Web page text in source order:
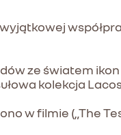
wyjątkowej
ze światem
kolekcja
w filmie („The